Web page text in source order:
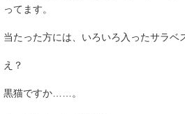
ってます。
当たった方には、いろいろ入ったサラベ
え？
黒猫ですか……。